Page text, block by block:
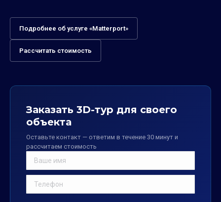
Подробнее об услуге «Matterport»
Рассчитать стоимость
Заказать 3D-тур для своего
объекта
Оставьте контакт — ответим в течение 30 минут и
рассчитаем стоимость